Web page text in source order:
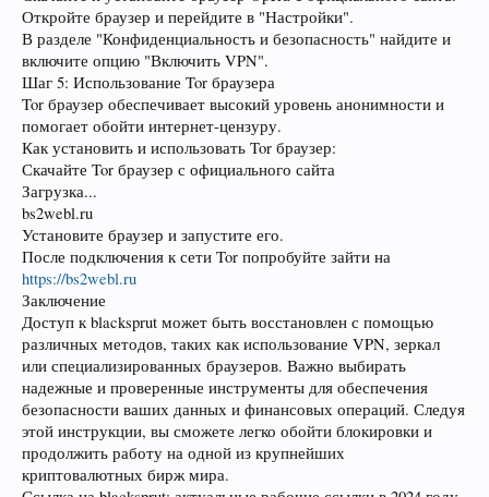
Откройте браузер и перейдите в "Настройки".
В разделе "Конфиденциальность и безопасность" найдите и
включите опцию "Включить VPN".
Шаг 5: Использование Tor браузера
Tor браузер обеспечивает высокий уровень анонимности и
помогает обойти интернет-цензуру.
Как установить и использовать Tor браузер:
Скачайте Tor браузер с официального сайта
Загрузка...
bs2webl.ru
Установите браузер и запустите его.
После подключения к сети Tor попробуйте зайти на
https://bs2webl.ru
Заключение
Доступ к blacksprut может быть восстановлен с помощью
различных методов, таких как использование VPN, зеркал
или специализированных браузеров. Важно выбирать
надежные и проверенные инструменты для обеспечения
безопасности ваших данных и финансовых операций. Следуя
этой инструкции, вы сможете легко обойти блокировки и
продолжить работу на одной из крупнейших
криптовалютных бирж мира.